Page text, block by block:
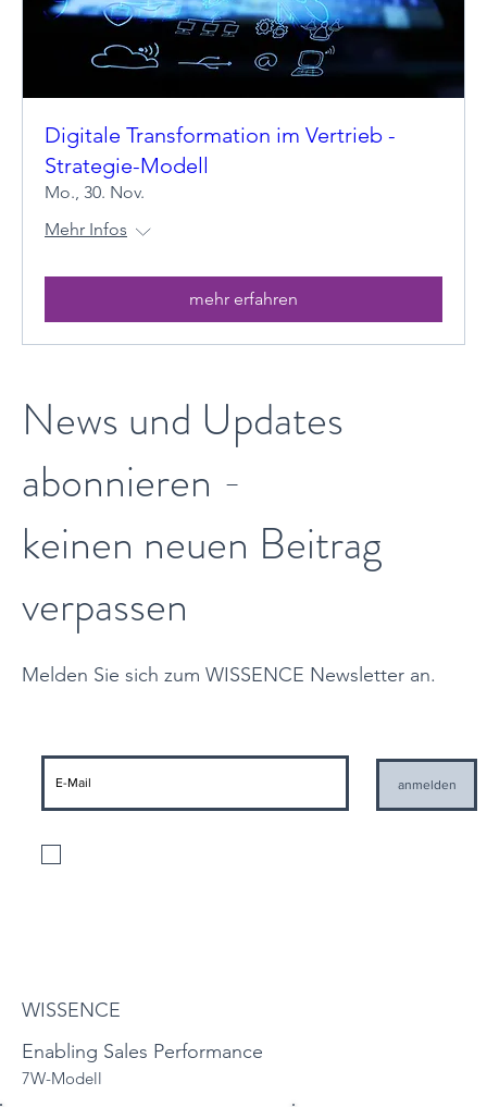
Digitale Transformation im Vertrieb -
Strategie-Modell
Mo., 30. Nov.
Mehr Infos
mehr erfahren
WISSENCE
Enabling Sales Performance
7W-Modell
News und Updates
abonnieren -
keinen neuen Beitrag
verpassen
Melden Sie sich zum WISSENCE Newsletter an.
anmelden